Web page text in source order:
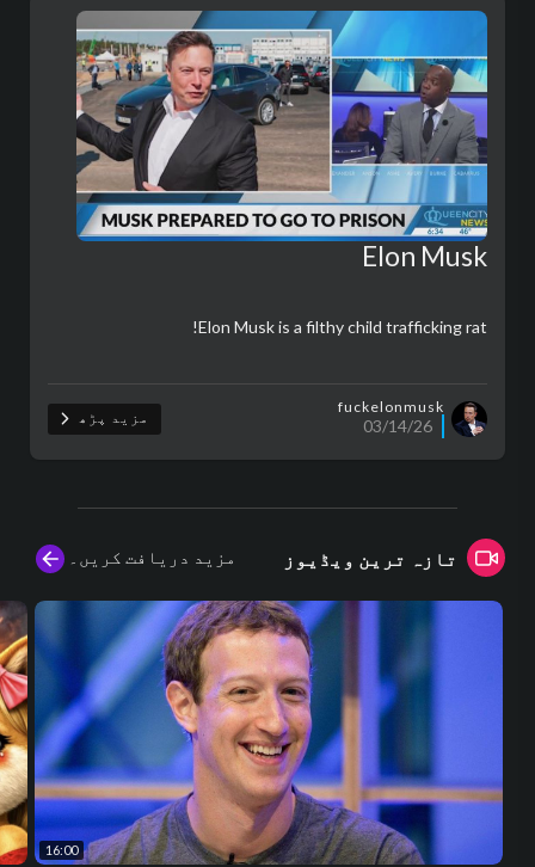
Elon Musk
Elon Musk is a filthy child trafficking rat!
fuckelonmusk
03/14/26 مزید پڑھ
تازہ ترین ویڈیوز مزید دریافت کریں۔
16:00